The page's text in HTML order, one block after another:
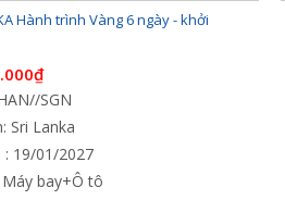
Hành trình Vàng 6 ngày - khởi
SGN
Sri Lanka
: 19/01/2027
Máy bay+Ô tô